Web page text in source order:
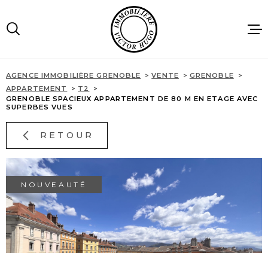
menu
contenu
ACCUEIL
LOCATIONS
IMMOBILIER
AGENCE
AGENCE IMMOBILIÈRE GRENOBLE VENTE
GRENOBLE
APPARTEMENT
T2
GRENOBLE SPACIEUX APPARTEMENT DE 80 M EN ETAGE AVEC
SUPERBES VUES
RETOUR
NOUVEAUTÉ